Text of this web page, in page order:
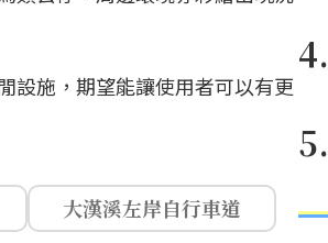
設施，期望能讓使用者可以有更
大漢溪左岸自行車道
4.
5.